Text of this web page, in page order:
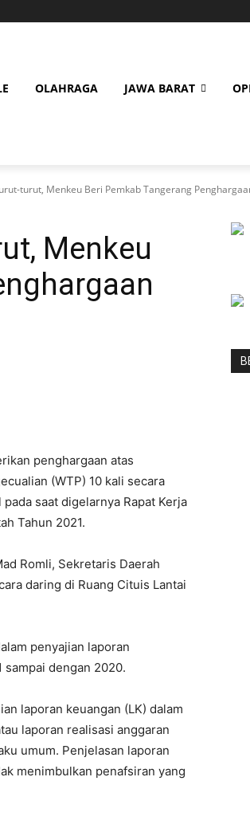
OLAHRAGA JAWA BARAT
turut, Menkeu Beri Pemkab Tangerang
Menkeu
penghargaan atas
(WTP) 10 kali secara
saat digelarnya Rapat Kerja
Tahun 2021.
Romli, Sekretaris Daerah
daring di Ruang Cituis Lantai
penyajian laporan
dengan 2020.
laporan keuangan (LK) dalam
laporan realisasi anggaran
umum. Penjelasan laporan
menimbulkan penafsiran yang